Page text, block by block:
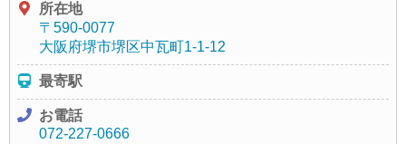
所在地
〒590-0077
大阪府堺市堺区中瓦町1-1-12
最寄駅
お電話
072-227-0666